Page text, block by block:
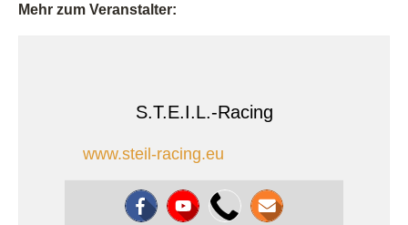
Mehr zum Veranstalter:
S.T.E.I.L.-Racing
www.steil-racing.eu